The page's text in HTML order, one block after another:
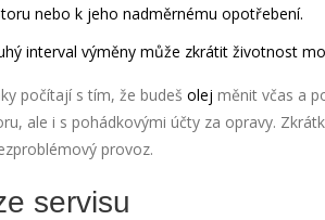
nebo k jeho nadměrnému opotřebení.
interval výměny může zkrátit životnost
počítají s tím, že budeš olej měnit včas a
ale i s pohádkovými účty za opravy.
provoz.
servisu